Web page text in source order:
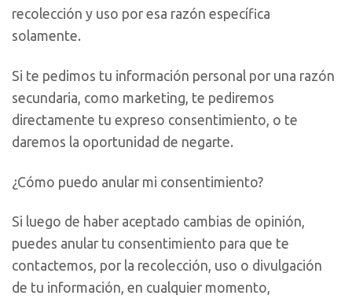
recolección y uso por esa razón específica
solamente.
Si te pedimos tu información personal por una razón
secundaria, como marketing, te pediremos
directamente tu expreso consentimiento, o te
daremos la oportunidad de negarte.
¿Cómo puedo anular mi consentimiento?
Si luego de haber aceptado cambias de opinión,
puedes anular tu consentimiento para que te
contactemos, por la recolección, uso o divulgación
de tu información, en cualquier momento,